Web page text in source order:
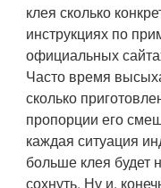
клея сколько
инструкциях по
официальных
Часто время
сколько
пропорции его
каждая ситуация
больше клея будет
сохнуть. Ну и,